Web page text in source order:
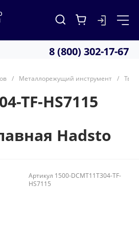
8 (800) 302-17-67
/ Металлорежущий инструмент /
TF-HS7115
Hadsto
Артикул 1500-DCMT11T304-TF-
HS7115